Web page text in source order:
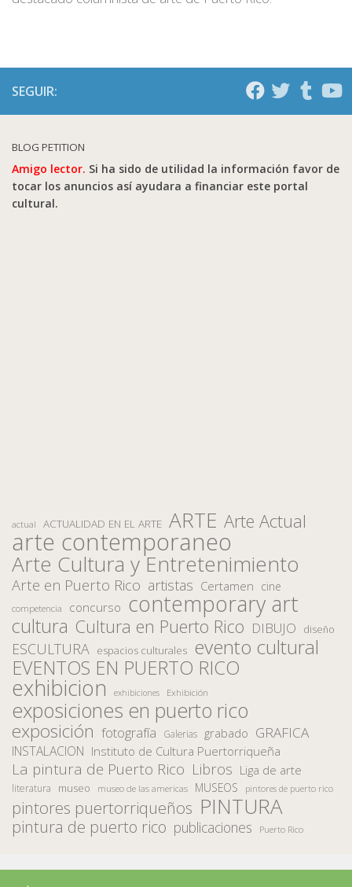
SEGUIR:
BLOG PETITION
Amigo lector. Si ha sido de utilidad la información favor de
tocar los anuncios así ayudara a financiar este portal
cultural.
actual ACTUALIDAD EN EL ARTE ARTE Arte Actual
arte contemporaneo
Arte Cultura y Entretenimiento
Arte en Puerto Rico artistas Certamen cine
competencia concurso contemporary art
cultura Cultura en Puerto Rico DIBUJO diseño
ESCULTURA espacios culturales evento cultural
EVENTOS EN PUERTO RICO
exhibicion exhibiciones Exhibición
exposiciones en puerto rico
exposición fotografía Galerias grabado GRAFICA
INSTALACION Instituto de Cultura Puertorriqueña
La pintura de Puerto Rico Libros Liga de arte
literatura museo museo de las americas MUSEOS pintores de puerto rico
pintores puertorriqueños PINTURA
pintura de puerto rico publicaciones Puerto Rico